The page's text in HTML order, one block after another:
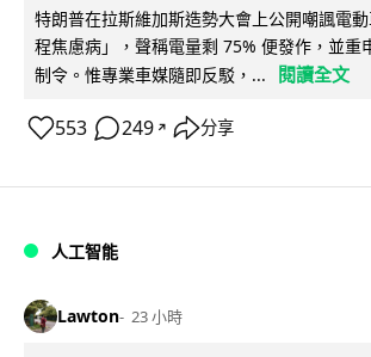
特朗普在拉斯維加斯造勢大會上公開嘲諷電
程焦慮病」，聲稱電量剩 75% 便發作，並重
制令。惟專業車媒隨即反駁，...
閱讀全文
553 249 ↗ 分享
人工智能
Lawton 23 小時